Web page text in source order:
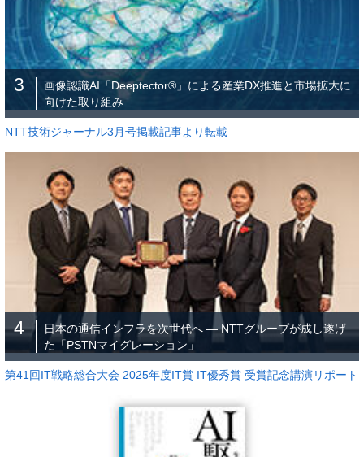
3
画像認識AI「Deeptector®」による産業DX推進と市場拡大に
向けた取り組み
NTT技術ジャーナル3月号掲載記事より転載
4
日本の通信インフラを次世代へ ― NTTグループが成し遂げ
た「PSTNマイグレーション」 ―
第41回IT戦略総合大会 2025年度IT賞 IT優秀賞 受賞記念講演リポート